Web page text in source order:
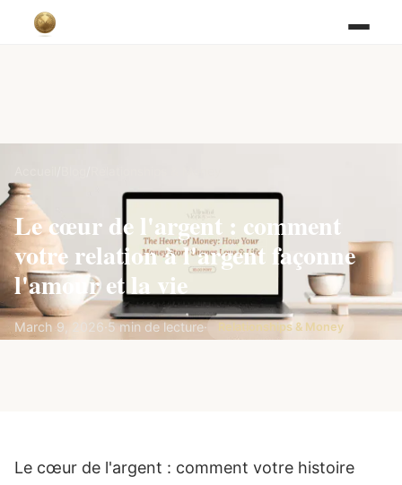
Le cœur de l'argent : comment
votre relation à l'argent façonne
l'amour et la vie
March 9, 2026·5 min de lecture· Relationships & Money
Le cœur de l'argent : comment votre histoire